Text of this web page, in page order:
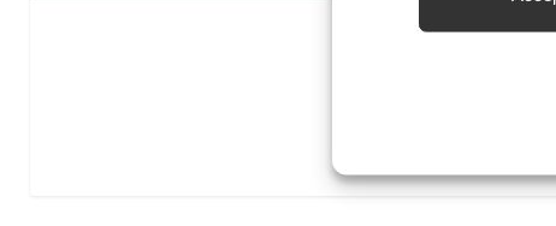
och innehåll,